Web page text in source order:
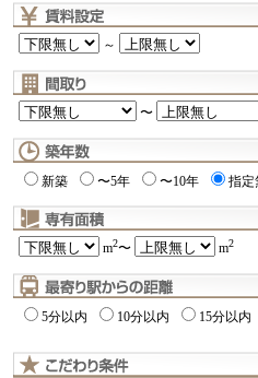
～
〜
新築 〜5年 〜10年 指定
m2〜 m2
5分以内 10分以内 15分以内